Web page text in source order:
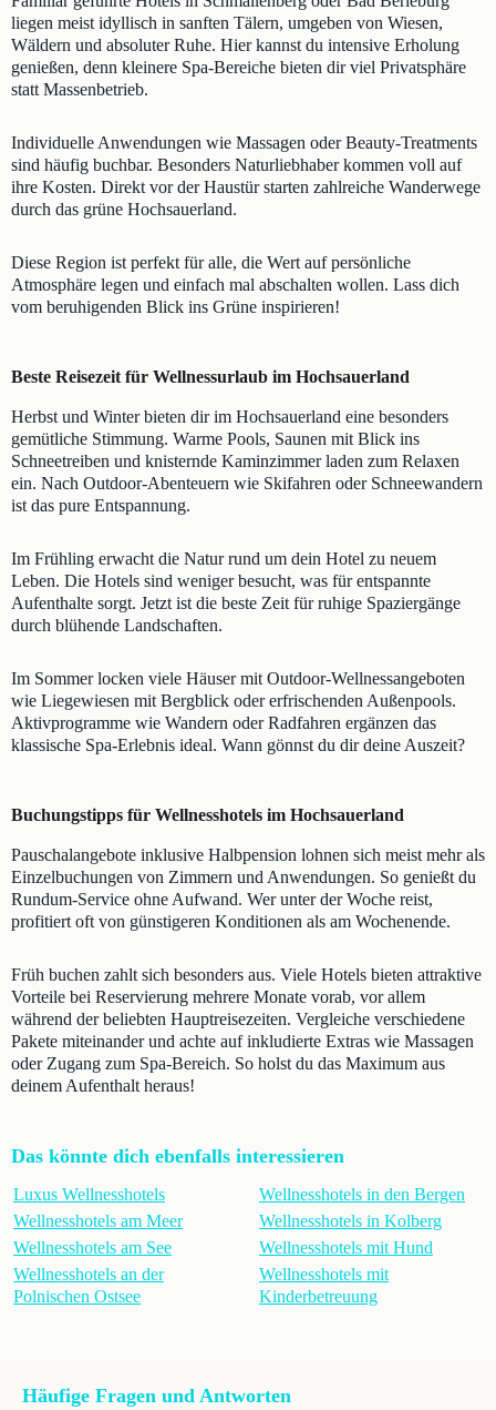
liegen meist idyllisch in sanften Tälern, umgeben von Wiesen,
Wäldern und absoluter Ruhe. Hier kannst du intensive Erholung
genießen, denn kleinere Spa-Bereiche bieten dir viel Privatsphäre
statt Massenbetrieb.
Individuelle Anwendungen wie Massagen oder Beauty-Treatments
sind häufig buchbar. Besonders Naturliebhaber kommen voll auf
ihre Kosten. Direkt vor der Haustür starten zahlreiche Wanderwege
durch das grüne Hochsauerland.
Diese Region ist perfekt für alle, die Wert auf persönliche
Atmosphäre legen und einfach mal abschalten wollen. Lass dich
vom beruhigenden Blick ins Grüne inspirieren!
Beste Reisezeit für Wellnessurlaub im Hochsauerland
Herbst und Winter bieten dir im Hochsauerland eine besonders
gemütliche Stimmung. Warme Pools, Saunen mit Blick ins
Schneetreiben und knisternde Kaminzimmer laden zum Relaxen
ein. Nach Outdoor-Abenteuern wie Skifahren oder Schneewandern
ist das pure Entspannung.
Im Frühling erwacht die Natur rund um dein Hotel zu neuem
Leben. Die Hotels sind weniger besucht, was für entspannte
Aufenthalte sorgt. Jetzt ist die beste Zeit für ruhige Spaziergänge
durch blühende Landschaften.
Im Sommer locken viele Häuser mit Outdoor-Wellnessangeboten
wie Liegewiesen mit Bergblick oder erfrischenden Außenpools.
Aktivprogramme wie Wandern oder Radfahren ergänzen das
klassische Spa-Erlebnis ideal. Wann gönnst du dir deine Auszeit?
Buchungstipps für Wellnesshotels im Hochsauerland
Pauschalangebote inklusive Halbpension lohnen sich meist mehr als
Einzelbuchungen von Zimmern und Anwendungen. So genießt du
Rundum-Service ohne Aufwand. Wer unter der Woche reist,
profitiert oft von günstigeren Konditionen als am Wochenende.
Früh buchen zahlt sich besonders aus. Viele Hotels bieten attraktive
Vorteile bei Reservierung mehrere Monate vorab, vor allem
während der beliebten Hauptreisezeiten. Vergleiche verschiedene
Pakete miteinander und achte auf inkludierte Extras wie Massagen
oder Zugang zum Spa-Bereich. So holst du das Maximum aus
deinem Aufenthalt heraus!
Das könnte dich ebenfalls interessieren
Luxus Wellnesshotels
Wellnesshotels am Meer
Wellnesshotels am See
Wellnesshotels an der
Polnischen Ostsee
Wellnesshotels in den Bergen
Wellnesshotels in Kolberg
Wellnesshotels mit Hund
Wellnesshotels mit
Kinderbetreuung
Häufige Fragen und Antworten